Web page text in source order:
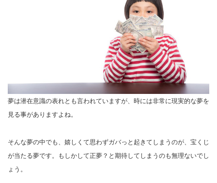
夢は潜在意識の表れとも言われていますが、時には非常に現実的な夢を
見る事がありますよね。
そんな夢の中でも、嬉しくて思わずガバっと起きてしまうのが、宝くじ
が当たる夢です。もしかして正夢？と期待してしまうのも無理ないでし
ょう。